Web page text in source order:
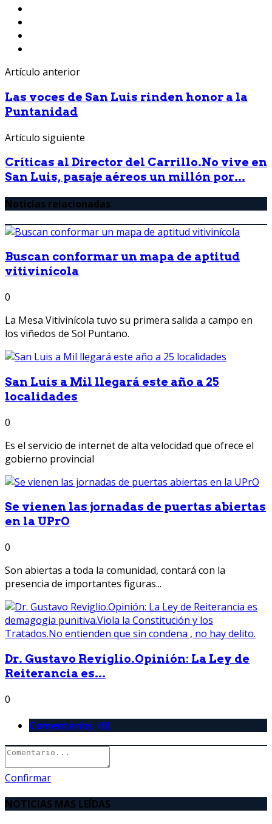
Artículo anterior
Las voces de San Luis rinden honor a la
Puntanidad
Artículo siguiente
Críticas al Director del Carrillo.No vive en
San Luis, pasaje aéreos un millón por...
Noticias relacionadas
Buscan conformar un mapa de aptitud
vitivinícola
0
La Mesa Vitivinícola tuvo su primera salida a campo en
los viñedos de Sol Puntano.
San Luis a Mil llegará este año a 25
localidades
0
Es el servicio de internet de alta velocidad que ofrece el
gobierno provincial
Se vienen las jornadas de puertas abiertas
en la UPrO
0
Son abiertas a toda la comunidad, contará con la
presencia de importantes figuras...
Dr. Gustavo Reviglio.Opinión: La Ley de
Reiterancia es...
0
Comentarios (0)
Confirmar
NOTICIAS MAS LEÍDAS